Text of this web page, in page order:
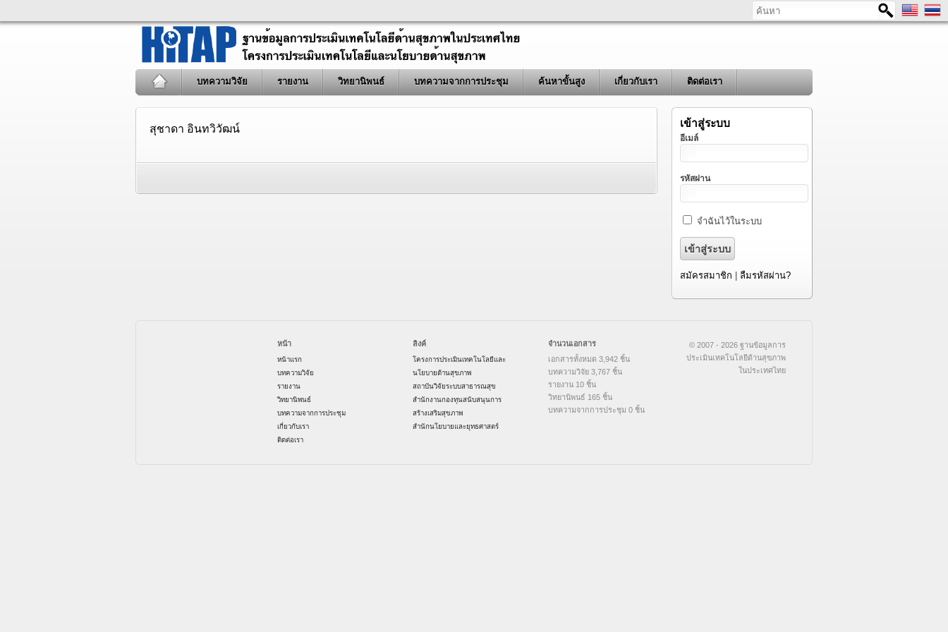
ค้นหา
บทความวิจัย รายงาน วิทยานิพนธ์ บทความจากการประชุม ค้นหาขั้นสูง เกี่ยวกับเรา ติดต่อเรา
สุชาดา อินทวิวัฒน์ เข้าสู่ระบบ
อีเมล์
รหัสผ่าน
จำฉันไว้ในระบบ
สมัครสมาชิก ลืมรหัสผ่าน?
หน้า
หน้าแรก
บทความวิจัย
รายงาน
วิทยานิพนธ์
บทความจากการประชุม
เกี่ยวกับเรา
ติดต่อเรา
ลิงค์
โครงการประเมินเทคโนโลยีและ
นโยบายด้านสุขภาพ
สถาบันวิจัยระบบสาธารณสุข
สำนักงานกองทุนสนับสนุนการ
สร้างเสริมสุขภาพ
สำนักนโยบายและยุทธศาสตร์
จำนวนเอกสาร
เอกสารทั้งหมด 3,942 ชิ้น
บทความวิจัย 3,767 ชิ้น
รายงาน 10 ชิ้น
วิทยานิพนธ์ 165 ชิ้น
บทความจากการประชุม 0 ชิ้น
© 2007 - 2026 ฐานข้อมูลการ
ประเมินเทคโนโลยีด้านสุขภาพ
ในประเทศไทย